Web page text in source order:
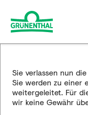
Produkte
Edukation
Sie verlassen nun
Sie werden zu einer
weitergeleitet. Für
wir keine Gewähr